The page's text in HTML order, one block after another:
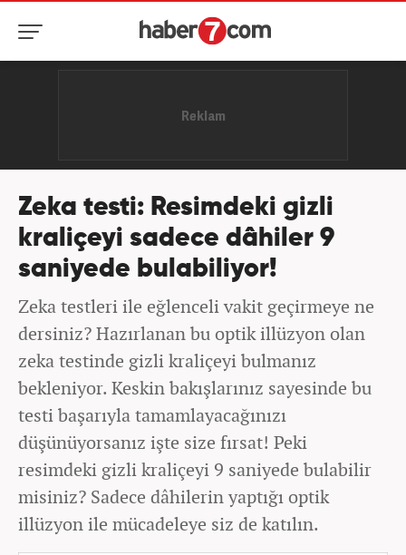
Zeka testi: Resimdeki gizli
kraliçeyi sadece dâhiler 9
saniyede bulabiliyor!
Zeka testleri ile eğlenceli vakit geçirmeye ne
dersiniz? Hazırlanan bu optik illüzyon olan
zeka testinde gizli kraliçeyi bulmanız
bekleniyor. Keskin bakışlarınız sayesinde bu
testi başarıyla tamamlayacağınızı
düşünüyorsanız işte size fırsat! Peki
resimdeki gizli kraliçeyi 9 saniyede bulabilir
misiniz? Sadece dâhilerin yaptığı optik
illüzyon ile mücadeleye siz de katılın.